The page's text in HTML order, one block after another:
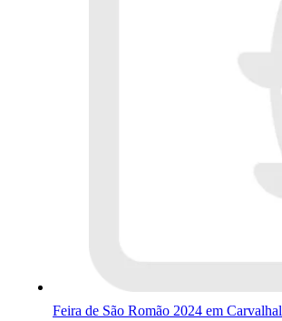
Feira de São Romão 2024 em Carvalhal